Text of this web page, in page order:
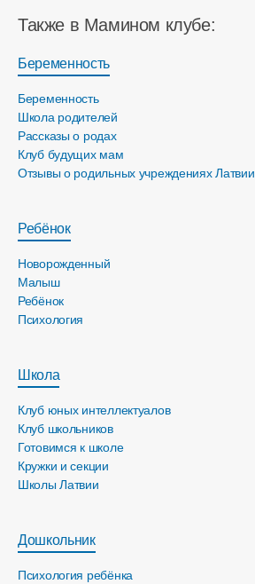
Также в Мамином клубе:
Беременность
Беременность
Школа родителей
Рассказы о родах
Клуб будущих мам
Отзывы о родильных учреждениях Латвии
Ребёнок
Новорожденный
Малыш
Ребёнок
Психология
Школа
Клуб юных интеллектуалов
Клуб школьников
Готовимся к школе
Кружки и секции
Школы Латвии
Дошкольник
Психология ребёнка